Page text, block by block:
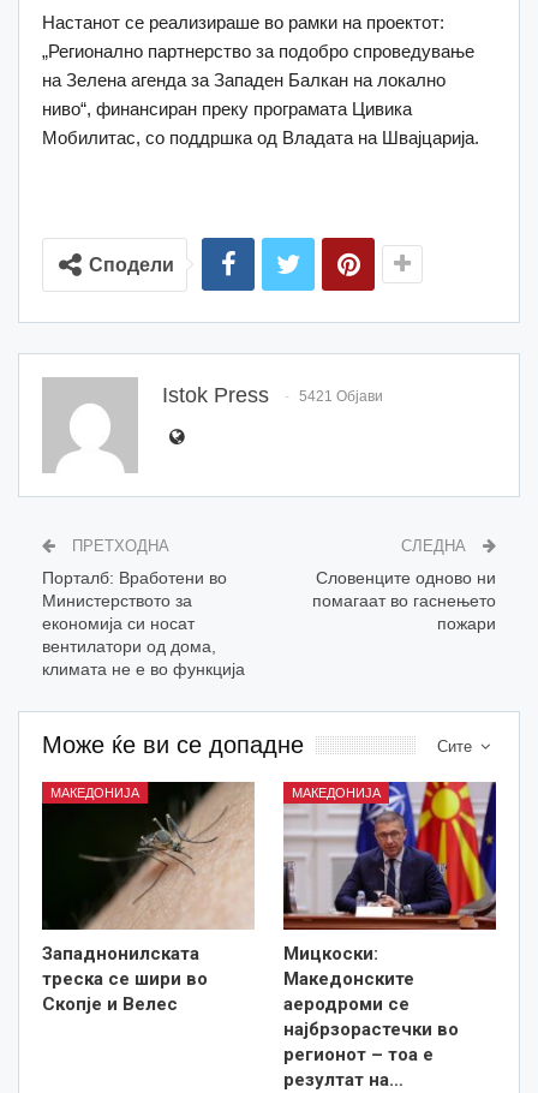
Настанот се реализираше во рамки на проектот:
„Регионално партнерство за подобро спроведување
на Зелена агенда за Западен Балкан на локално
ниво“, финансиран преку програмата Цивика
Мобилитас, со поддршка од Владата на Швајцарија.
Сподели
Istok Press 5421 Објави
ПРЕТХОДНА
Порталб: Вработени во
Министерството за
економија си носат
вентилатори од дома,
климата не е во функција
СЛЕДНА
Словенците одново ни
помагаат во гаснењето
пожари
Сите
Може ќе ви се допадне
МАКЕДОНИЈА
Западнонилската
треска се шири во
Скопје и Велес
МАКЕДОНИЈА
Мицкоски:
Македонските
аеродроми се
најбрзорастечки во
регионот – тоа е
резултат на…